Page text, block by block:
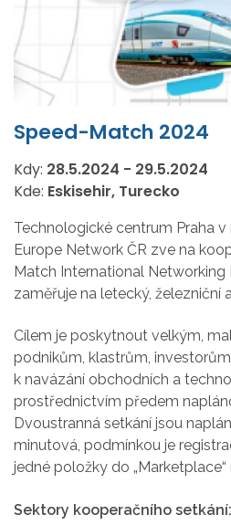
Speed-Match 2024
Kdy: 28.5.2024 - 29.5.2024
Kde: Eskisehir, Turecko
Technologické centrum Praha
Europe Network ČR zve na
Match International Networking
zaměřuje na letecký,
Cílem je poskytnout velkým,
podnikům, klastrům,
k navázání obchodních a
prostřednictvím předem
Dvoustranná setkání jsou
minutová, podmínkou je
jedné položky do „Marketplace“
Sektory kooperačního setkání: